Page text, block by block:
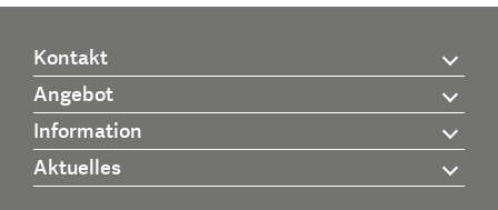
Kontakt
Angebot
Information
Aktuelles